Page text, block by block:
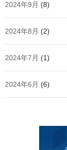
2024年9月 (8)
2024年8月 (2)
2024年7月 (1)
2024年6月 (6)